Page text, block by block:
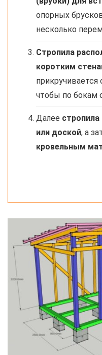
опорных
несколько
Стропила
коротким
чтобы по бокам
Далее
или доской, а
кровельным